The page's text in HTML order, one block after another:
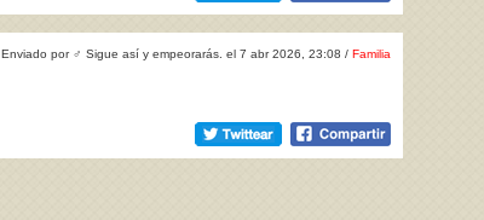
Enviado por ♂ Sigue así y empeorarás. el 7 abr 2026, 23:08 / Familia